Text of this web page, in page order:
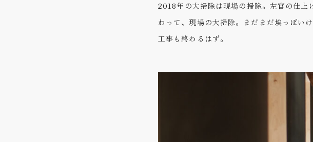
2018年の大掃除は現場の掃除。左官の仕上
わって、現場の大掃除。まだまだ埃っぽい
工事も終わるはず。